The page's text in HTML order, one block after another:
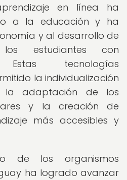
en línea ha
a la educación y ha
y al desarrollo de
estudiantes con
Estas tecnologías
la individualización
la adaptación de los
y la creación de
más accesibles y
de los organismos
ha logrado avanzar